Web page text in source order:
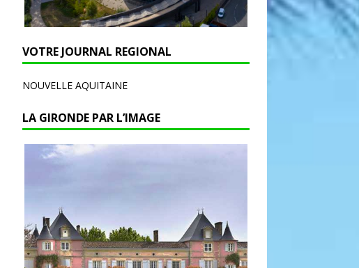
VOTRE JOURNAL REGIONAL
NOUVELLE AQUITAINE
LA GIRONDE PAR L’IMAGE